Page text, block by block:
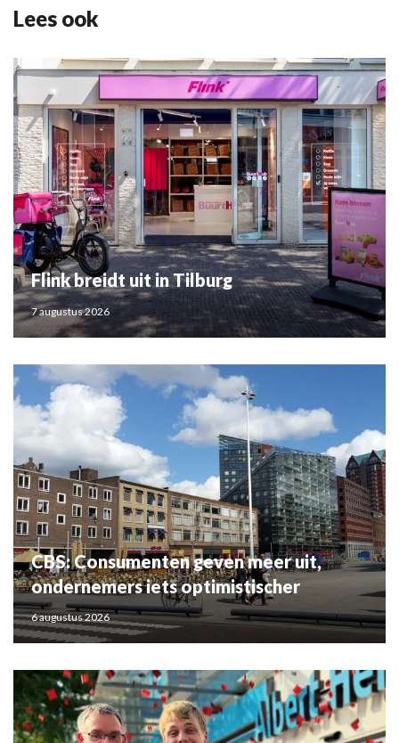
Lees ook
Flink breidt uit in Tilburg
7 augustus 2026
CBS: Consumenten geven meer uit,
ondernemers iets optimistischer
6 augustus 2026